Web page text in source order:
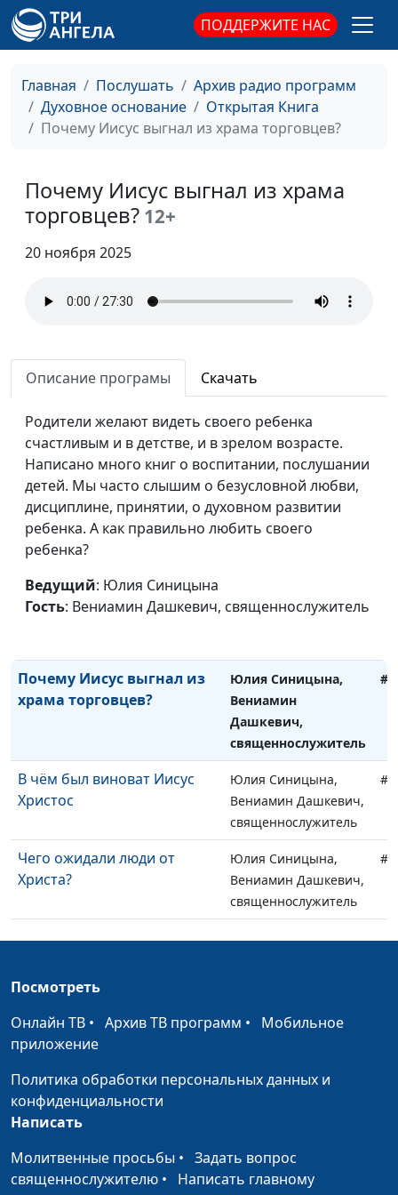
ПОДДЕРЖИТЕ НАС
Главная Послушать
Архив радио программ
Духовное основание
Открытая Книга
Почему Иисус выгнал из храма торговцев?
Почему Иисус выгнал из храма
торговцев? 12+
20 ноября 2025
Описание програмы Скачать
Родители желают видеть своего ребенка
счастливым и в детстве, и в зрелом возрасте.
Написано много книг о воспитании, послушании
детей. Мы часто слышим о безусловной любви,
дисциплине, принятии, о духовном развитии
ребенка. А как правильно любить своего
ребенка?
Ведущий: Юлия Синицына
Гость: Вениамин Дашкевич, священнослужитель
священнослужитель
Куда пропал Ковчег Завета?
Юлия Синицына,
священнослужитель
Что Иисус называл верой?
Юлия Синицына,
Притча о блудном сыне:
что в ней нового?
Юлия Синицына,
Иисуса Христа
Вениамин Дашкевич,
Что важно знать о втором
исходе
Вениамин Дашкевич,
Странные требования
Иисуса
Юлия Синицына,
Вениамин Дашкевич,
священнослужитель
Богохульствовал ли
Христос?
Юлия Синицына,
Как двигать горы с
помощью молитвы
Юлия Синицына,
Вениамин Дашкевич,
Почему Иисус выгнал из
храма торговцев?
Юлия Синицына,
Вениамин
Дашкевич,
священнослужитель
В чём был виноват Иисус
Христос
Юлия Синицына,
Вениамин Дашкевич,
священнослужитель
Чего ожидали люди от
Христа?
Юлия Синицына,
Вениамин Дашкевич,
священнослужитель
Что отвечал Иисус на
Юлия Синицына,
Эмоции и чувства в жизни
верующего
Юлия Синицына,
магистр богословия
Воспитание детей:
священнослужитель,
магистр богословия
Посмотреть
Онлайн ТВ • Архив ТВ программ • Мобильное
приложение
Политика обработки персональных данных и
конфиденциальности
Написать
Молитвенные просьбы • Задать вопрос
священнослужителю • Написать главному